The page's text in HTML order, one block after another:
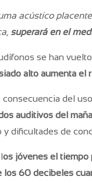
acústico
superará en el
se han
alto aumenta el
consecuencia del
auditivos del
y dificultades de
os jóvenes el tiempo
los 60 decibeles